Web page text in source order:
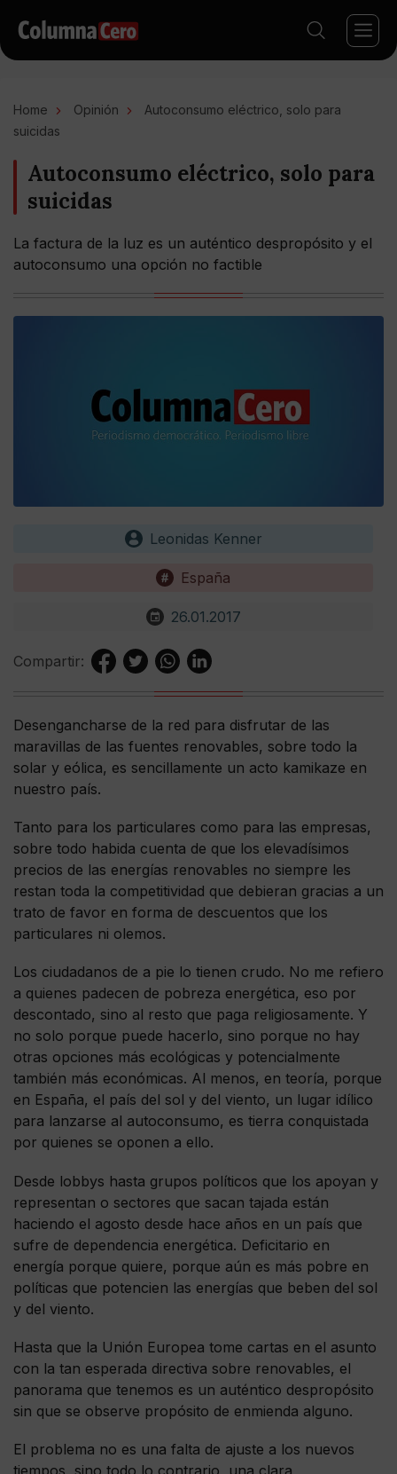
Home Opinión
Autoconsumo eléctrico, solo para
suicidas
Autoconsumo eléctrico, solo para
suicidas
La factura de la luz es un auténtico despropósito y el
autoconsumo una opción no factible
Leonidas Kenner
España
26.01.2017
Compartir:
Desengancharse de la red para disfrutar de las
maravillas de las fuentes renovables, sobre todo la
solar y eólica, es sencillamente un acto kamikaze en
nuestro país.
Tanto para los particulares como para las empresas,
sobre todo habida cuenta de que los elevadísimos
precios de las energías renovables no siempre les
restan toda la competitividad que debieran gracias a un
trato de favor en forma de descuentos que los
particulares ni olemos.
Los ciudadanos de a pie lo tienen crudo. No me refiero
a quienes padecen de pobreza energética, eso por
descontado, sino al resto que paga religiosamente. Y
no solo porque puede hacerlo, sino porque no hay
otras opciones más ecológicas y potencialmente
también más económicas. Al menos, en teoría, porque
en España, el país del sol y del viento, un lugar idílico
para lanzarse al autoconsumo, es tierra conquistada
por quienes se oponen a ello.
Desde lobbys hasta grupos políticos que los apoyan y
representan o sectores que sacan tajada están
haciendo el agosto desde hace años en un país que
sufre de dependencia energética. Deficitario en
energía porque quiere, porque aún es más pobre en
políticas que potencien las energías que beben del sol
y del viento.
Hasta que la Unión Europea tome cartas en el asunto
con la tan esperada directiva sobre renovables, el
panorama que tenemos es un auténtico despropósito
sin que se observe propósito de enmienda alguno.
El problema no es una falta de ajuste a los nuevos
tiempos, sino todo lo contrario, una clara